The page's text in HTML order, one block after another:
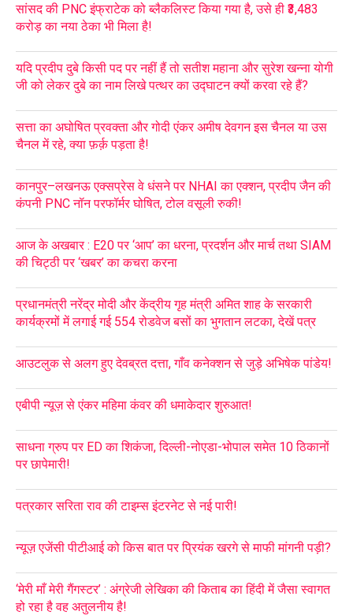
सांसद की PNC इंफ्राटेक को ब्लैकलिस्ट किया गया है, उसे ही ₹3,483
करोड़ का नया ठेका भी मिला है!
यदि प्रदीप दुबे किसी पद पर नहीं हैं तो सतीश महाना और सुरेश खन्ना योगी
जी को लेकर दुबे का नाम लिखे पत्थर का उद्घाटन क्यों करवा रहे हैं?
सत्ता का अघोषित प्रवक्ता और गोदी एंकर अमीष देवगन इस चैनल या उस
चैनल में रहे, क्या फ़र्क़ पड़ता है!
कानपुर–लखनऊ एक्सप्रेस वे धंसने पर NHAI का एक्शन, प्रदीप जैन की
कंपनी PNC नॉन परफॉर्मर घोषित, टोल वसूली रुकी!
आज के अखबार : E20 पर ‘आप’ का धरना, प्रदर्शन और मार्च तथा SIAM
की चिट्ठी पर ‘खबर’ का कचरा करना
प्रधानमंत्री नरेंद्र मोदी और केंद्रीय गृह मंत्री अमित शाह के सरकारी
कार्यक्रमों में लगाई गई 554 रोडवेज बसों का भुगतान लटका, देखें पत्र
आउटलुक से अलग हुए देवब्रत दत्ता, गाँव कनेक्शन से जुड़े अभिषेक पांडेय!
एबीपी न्यूज़ से एंकर महिमा कंवर की धमाकेदार शुरुआत!
साधना ग्रुप पर ED का शिकंजा, दिल्ली-नोएडा-भोपाल समेत 10 ठिकानों
पर छापेमारी!
पत्रकार सरिता राव की टाइम्स इंटरनेट से नई पारी!
न्यूज़ एजेंसी पीटीआई को किस बात पर प्रियंक खरगे से माफी मांगनी पड़ी?
‘मेरी माँ मेरी गैंगस्टर’ : अंग्रेजी लेखिका की किताब का हिंदी में जैसा स्वागत
हो रहा है वह अतुलनीय है!